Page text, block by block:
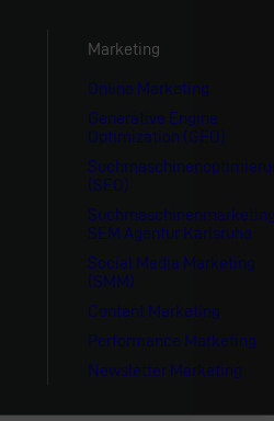
Marketing
Online Marketing
Generative Engine
Optimization (GEO)
(SEO)
SEM Agentur Karlsruhe
Social Media Marketing
(SMM)
Content Marketing
Performance Marketing
Newsletter Marketing